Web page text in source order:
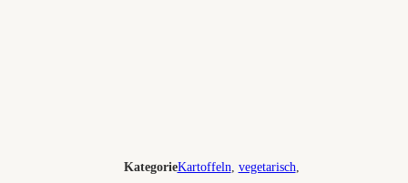
KategorieKartoffeln, vegetarisch,